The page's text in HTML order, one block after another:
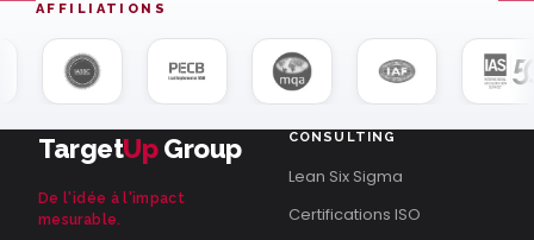
AFFILIATIONS
TargetUpGroup
De l'idée à l'impact
mesurable.
CONSULTING
Lean Six Sigma
Certifications ISO